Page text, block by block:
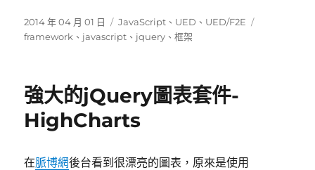
發
佈
2014 年 04 月 01 日
分
類
JavaScript 、 UED 、 UED/F2E
framework 、 javascript 、 jquery 、框架
強大的jQuery圖表套件-
HighCharts
在脈博網後台看到很漂亮的圖表，原來是使用